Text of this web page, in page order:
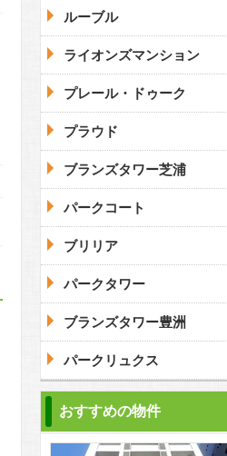
ルーブル
ライオンズマンション
プレール・ドゥーク
プラウド
ブランズタワー芝浦
パークコート
ブリリア
パークタワー
ブランズタワー豊洲
パークリュクス
おすすめの物件